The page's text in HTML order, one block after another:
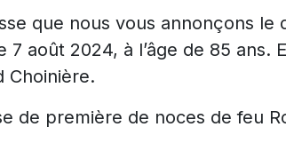
que nous vous annonçons le
août 2024, à l’âge de 85 ans.
Choinière.
de première de noces de feu